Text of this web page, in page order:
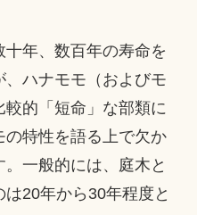
年、数百年の寿命を
ハナモモ（およびモ
的「短命」な部類に
の特性を語る上で欠か
一般的には、庭木と
20年から30年程度と